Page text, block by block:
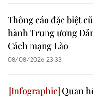
Thông cáo đặc biệt
hành Trung ương
Cách mạng Lào
08/08/2026 23:33
Quan